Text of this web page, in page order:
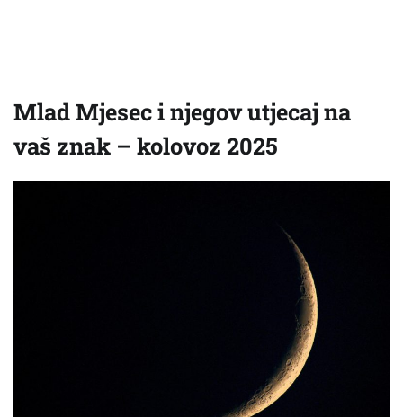
Mlad Mjesec i njegov utjecaj na
vaš znak – kolovoz 2025